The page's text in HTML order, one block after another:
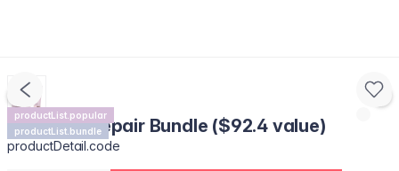
productList.popular
productList.bundle
Intensive Repair Bundle ($92.4 value)
productDetail.code